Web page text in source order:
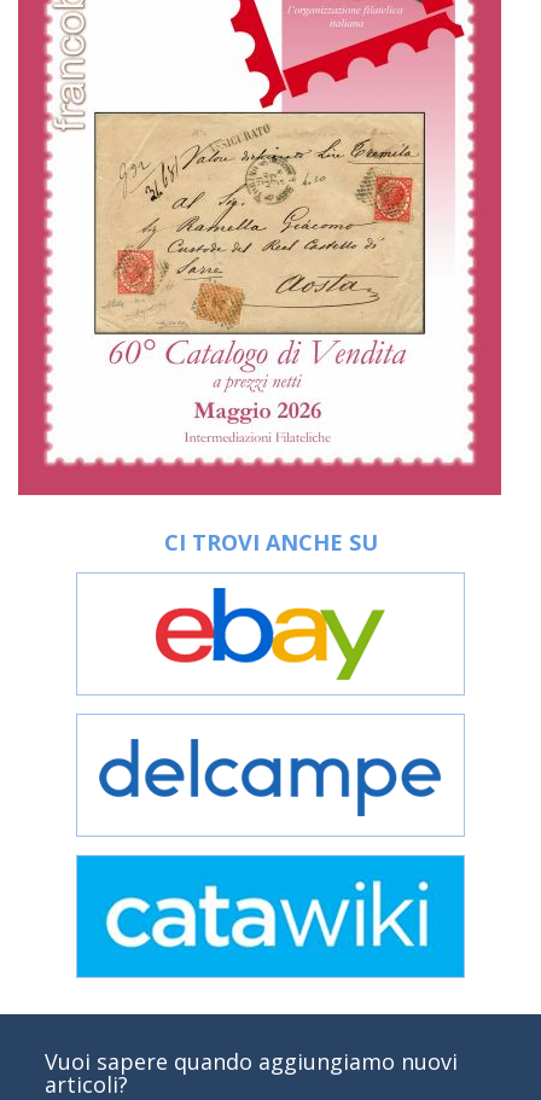
CI TROVI ANCHE SU
Vuoi sapere quando aggiungiamo nuovi
articoli?